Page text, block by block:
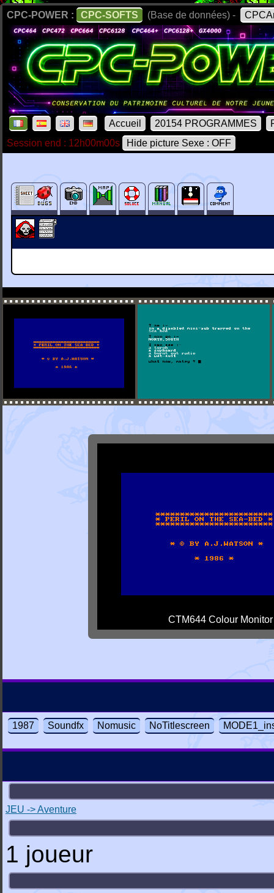
CPC-POWER : CPC-SOFTS (Base de données) -
Accueil 20154 PROGRAMMES
Session end : 12h00m00s
Hide picture Sexe : OFF
CTM644 Colour Monitor
1987 Soundfx Nomusic NoTitlescreen
JEU -> Aventure
1 joueur